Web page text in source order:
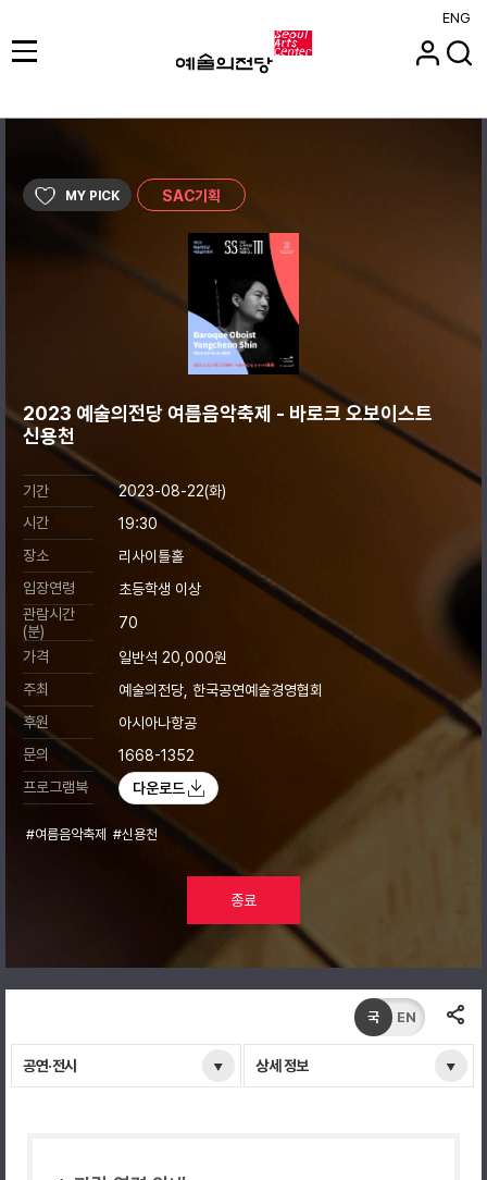
ENG
MY PICK SAC기획
2023 예술의전당 여름음악축제 - 바로크 오보이스트
신용천
기간
2023-08-22(화)
시간
19:30
장소
리사이틀홀
입장연령
초등학생 이상
관람시간
(분)
70
가격
일반석 20,000원
주최
예술의전당, 한국공연예술경영협회
후원
아시아나항공
문의
1668-1352
프로그램북
다운로드
#여름음악축제 #신용천
종료
공연·전시 상세 정보
국 EN